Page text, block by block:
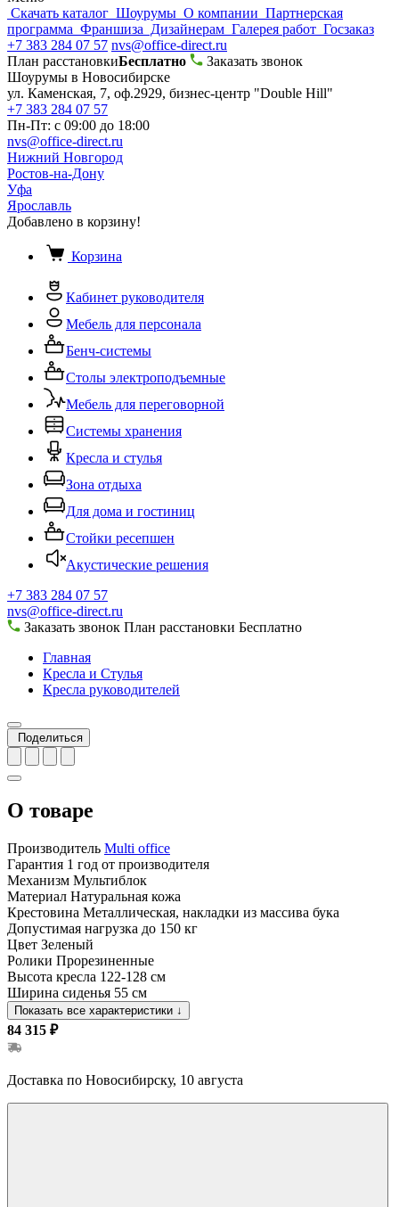
Скачать каталог Шоурумы О компании Партнерская
программа Франшиза Дизайнерам Галерея работ Госзаказ
+7 383 284 07 57 nvs@office-direct.ru
План расстановкиБесплатно
Заказать звонок
Шоурумы в Новосибирске
ул. Каменская, 7, оф.2929, бизнес-центр "Double Hill"
+7 383 284 07 57
Пн-Пт: с 09:00 до 18:00
nvs@office-direct.ru
Нижний Новгород
Ростов-на-Дону
Уфа
Ярославль
Добавлено в корзину!
Корзина
Кабинет руководителя
Мебель для персонала
Бенч-системы
Столы электроподъемные
Мебель для переговорной
Системы хранения
Кресла и стулья
Зона отдыха
Для дома и гостиниц
Стойки ресепшен
Акустические решения
+7 383 284 07 57
nvs@office-direct.ru
Заказать звонок План расстановки Бесплатно
Главная
Кресла и Стулья
Кресла руководителей
Поделиться
О товаре
Производитель Multi office
Гарантия 1 год от производителя
Механизм Мультиблок
Материал Натуральная кожа
Крестовина Металлическая, накладки из массива бука
Допустимая нагрузка до 150 кг
Цвет Зеленый
Ролики Прорезиненные
Высота кресла 122-128 см
Ширина сиденья 55 см
Показать все характеристики ↓
84 315 ₽
Доставка по Новосибирску, 10 августа